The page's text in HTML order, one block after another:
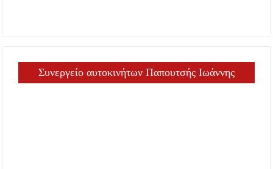
Συνεργείο αυτοκινήτων Παπουτσής Ιωάννης